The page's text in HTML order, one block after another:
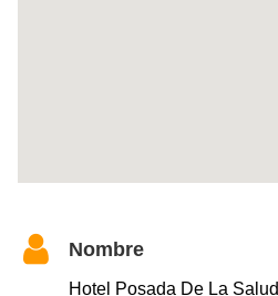
Nombre
Hotel Posada De La Salud